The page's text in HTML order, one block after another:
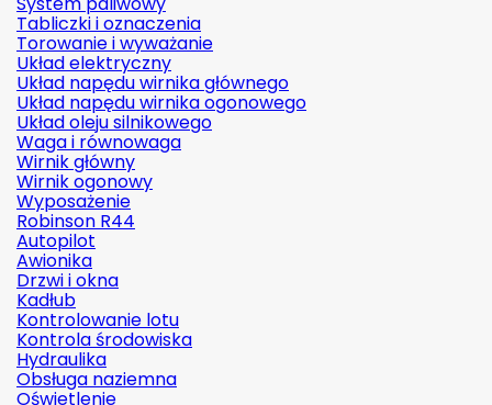
Tabliczki i oznaczenia
Torowanie i wyważanie
Układ elektryczny
Układ napędu wirnika głównego
Układ napędu wirnika ogonowego
Układ oleju silnikowego
Waga i równowaga
Wirnik główny
Wirnik ogonowy
Wyposażenie
Robinson R44
Autopilot
Awionika
Drzwi i okna
Kadłub
Kontrolowanie lotu
Kontrola środowiska
Hydraulika
Obsługa naziemna
Oświetlenie